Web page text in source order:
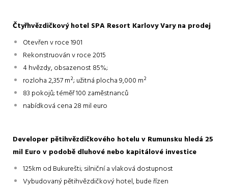
Čtyřhvězdičkový hotel SPA Resort Karlovy Vary na prodej
Otevřen v roce 1901
Rekonstruován v roce 2015
4 hvězdy, obsazenost 85%;
rozloha 2,357 m²; užitná plocha 9,000 m²
83 pokojů; téměř 100 zaměstnanců
nabídková cena 28 mil euro
Developer pětihvězdičkového hotelu v Rumunsku hledá 25
mil Euro v podobě dluhové nebo kapitálové investice
125km od Bukurešti; silniční a vlaková dostupnost
Vybudovaný pětihvězdičkový hotel, bude řízen